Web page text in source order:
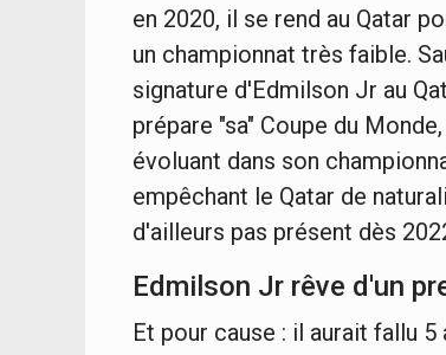
en 2020, il se rend au Qatar
un championnat très faible.
signature d'Edmilson Jr au
prépare "sa" Coupe du
évoluant dans son
empêchant le Qatar de
d'ailleurs pas présent dès
Edmilson Jr rêve d'un
Et pour cause : il aurait fallu